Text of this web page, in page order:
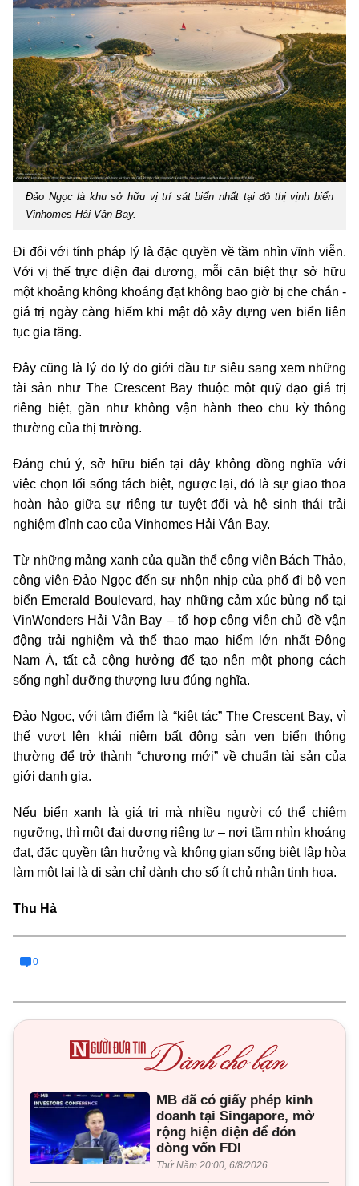
Đảo Ngọc là khu sở hữu vị trí sát biển nhất tại đô thị vịnh biển
Vinhomes Hải Vân Bay.
Đi đôi với tính pháp lý là đặc quyền về tầm nhìn vĩnh viễn.
Với vị thế trực diện đại dương, mỗi căn biệt thự sở hữu
một khoảng không khoáng đạt không bao giờ bị che chắn -
giá trị ngày càng hiếm khi mật độ xây dựng ven biển liên
tục gia tăng.
Đây cũng là lý do lý do giới đầu tư siêu sang xem những
tài sản như The Crescent Bay thuộc một quỹ đạo giá trị
riêng biệt, gần như không vận hành theo chu kỳ thông
thường của thị trường.
Đáng chú ý, sở hữu biển tại đây không đồng nghĩa với
việc chọn lối sống tách biệt, ngược lại, đó là sự giao thoa
hoàn hảo giữa sự riêng tư tuyệt đối và hệ sinh thái trải
nghiệm đỉnh cao của Vinhomes Hải Vân Bay.
Từ những mảng xanh của quần thể công viên Bách Thảo,
công viên Đảo Ngọc đến sự nhộn nhịp của phố đi bộ ven
biển Emerald Boulevard, hay những cảm xúc bùng nổ tại
VinWonders Hải Vân Bay – tổ hợp công viên chủ đề vận
động trải nghiệm và thể thao mạo hiểm lớn nhất Đông
Nam Á, tất cả cộng hưởng để tạo nên một phong cách
sống nghỉ dưỡng thượng lưu đúng nghĩa.
Đảo Ngọc, với tâm điểm là “kiệt tác” The Crescent Bay, vì
thế vượt lên khái niệm bất động sản ven biển thông
thường để trở thành “chương mới” về chuẩn tài sản của
giới danh gia.
Nếu biển xanh là giá trị mà nhiều người có thể chiêm
ngưỡng, thì một đại dương riêng tư – nơi tầm nhìn khoáng
đạt, đặc quyền tận hưởng và không gian sống biệt lập hòa
làm một lại là di sản chỉ dành cho số ít chủ nhân tinh hoa.
Thu Hà
0
MB đã có giấy phép kinh
doanh tại Singapore, mở
rộng hiện diện để đón
dòng vốn FDI
Thứ Năm 20:00, 6/8/2026